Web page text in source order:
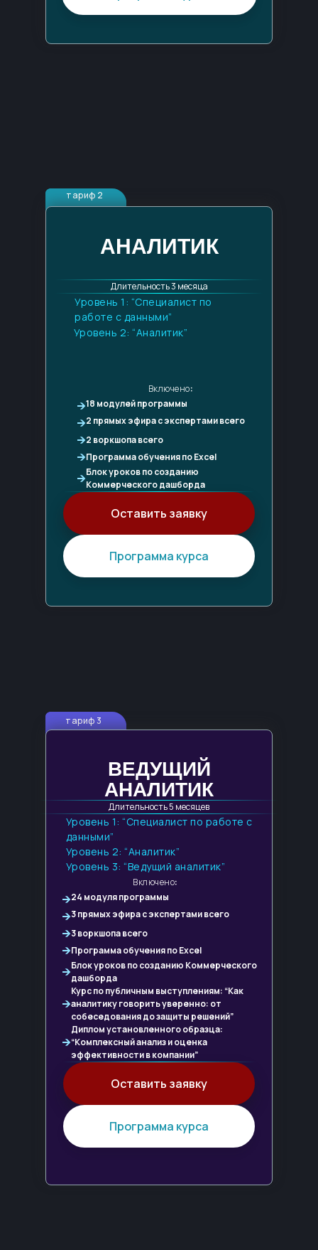
тариф 2
АНАЛИТИК
Длительность 3 месяца
Уровень 1: “Специалист по
работе с данными”
Уровень 2: “Аналитик”
Включено:
18 модулей программы
2 прямых эфира с экспертами всего
2 воркшопа всего
Программа обучения по Excel
Блок уроков по созданию
Коммерческого дашборда
Оставить заявку
Программа курса
тариф 3
ВЕДУЩИЙ
АНАЛИТИК
Длительность 5 месяцев
Уровень 1: “Специалист по работе с
данными”
Уровень 2: “Аналитик”
Уровень 3: “Ведущий аналитик”
Включено:
24 модуля программы
3 прямых эфира с экспертами всего
3 воркшопа всего
Программа обучения по Excel
Блок уроков по созданию Коммерческого
дашборда
Курс по публичным выступлениям: “Как
аналитику говорить уверенно: от
собеседования до защиты решений”
Диплом установленного образца:
“Комплексный анализ и оценка
эффективности в компании”
Оставить заявку
Программа курса
что говорят наши ученики
Наши корпоративные
ОТВЕТЫ НА ЧАСТО
ЗАДАВАЕМЫЕ ВОПРОСЫ